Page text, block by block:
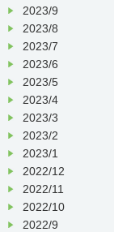
2023/9
2023/8
2023/7
2023/6
2023/5
2023/4
2023/3
2023/2
2023/1
2022/12
2022/11
2022/10
2022/9